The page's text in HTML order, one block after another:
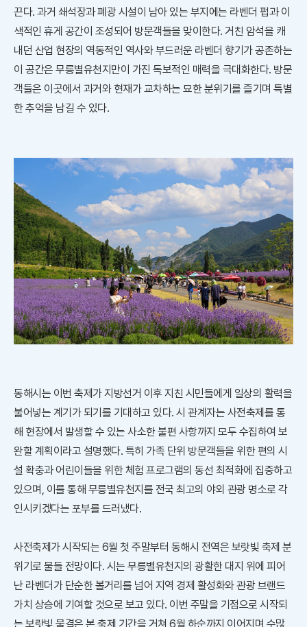
끈다. 과거 쇄석장과 폐광 시설이 남아 있는 부지에는 라벤더 펍과 이
색적인 휴게 공간이 조성되어 방문객들을 맞이한다. 거친 암석을 캐
내던 산업 현장의 역동적인 역사와 부드러운 라벤더 향기가 공존하는
이 공간은 무릉별유천지만이 가진 독보적인 매력을 극대화한다. 방문
객들은 이곳에서 과거와 현재가 교차하는 묘한 분위기를 즐기며 특별
한 추억을 남길 수 있다.
동해시는 이번 축제가 지방선거 이후 지친 시민들에게 일상의 활력을
불어넣는 계기가 되기를 기대하고 있다. 시 관계자는 사전축제를 통
해 현장에서 발생할 수 있는 사소한 불편 사항까지 모두 수집하여 보
완할 계획이라고 설명했다. 특히 가족 단위 방문객들을 위한 편의 시
설 확충과 어린이들을 위한 체험 프로그램의 동선 최적화에 집중하고
있으며, 이를 통해 무릉별유천지를 전국 최고의 야외 관광 명소로 각
인시키겠다는 포부를 드러냈다.
사전축제가 시작되는 6월 첫 주말부터 동해시 전역은 보랏빛 축제 분
위기로 물들 전망이다. 시는 무릉별유천지의 광활한 대지 위에 피어
난 라벤더가 단순한 볼거리를 넘어 지역 경제 활성화와 관광 브랜드
가치 상승에 기여할 것으로 보고 있다. 이번 주말을 기점으로 시작되
는 보랏빛 물결은 본 축제 기간을 거쳐 6월 하순까지 이어지며 수많